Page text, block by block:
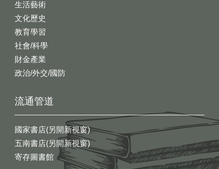
生活藝術
文化歷史
教育學習
社會/科學
財金產業
政治/外交/國防
流通管道
國家書店(另開新視窗)
五南書店(另開新視窗)
寄存圖書館